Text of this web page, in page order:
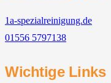
1a-spezialreinigung.de
01556 5797138
Wichtige Links